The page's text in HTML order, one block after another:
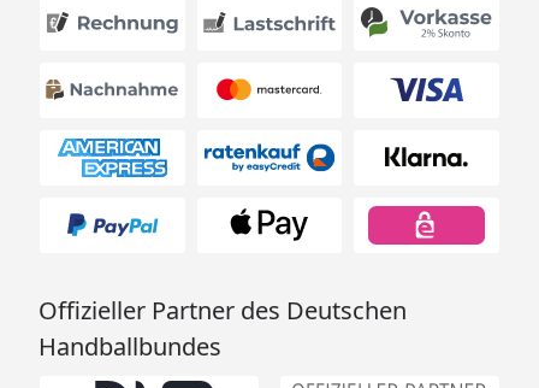
Offizieller Partner des Deutschen
Handballbundes